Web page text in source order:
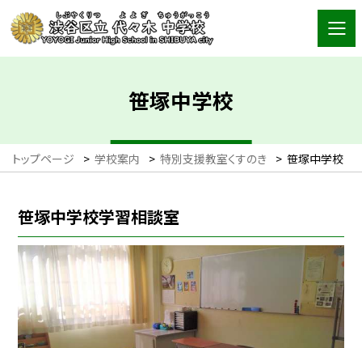
笹塚中学校
トップページ > 学校案内 > 特別支援教室くすのき > 笹塚中学校
笹塚中学校学習相談室